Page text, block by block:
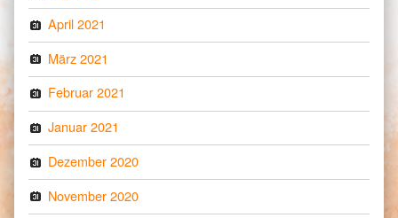
April 2021
März 2021
Februar 2021
Januar 2021
Dezember 2020
November 2020